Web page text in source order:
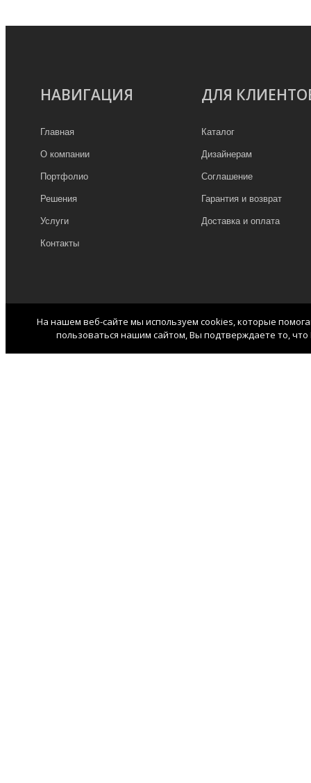
НАВИГАЦИЯ
Главная
О компании
Портфолио
Решения
Услуги
Контакты
ДЛЯ
Каталог
Дизайнерам
Соглашение
Гарантия и возврат
Доставка и оплата
На нашем веб-сайте мы используем cookies, которые
пользоваться нашим сайтом, Вы подтверждаете то,